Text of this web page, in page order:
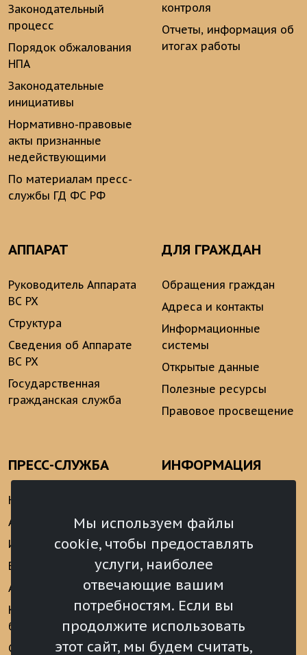
Мы используем файлы
cookie, чтобы предоставлять
услуги, наиболее
отвечающие вашим
потребностям. Если вы
продолжите использовать
этот сайт, мы будем считать,
Законодательный
процесс
Порядок обжалования
НПА
Законодательные
инициативы
Нормативно-правовые
акты признанные
недействующими
По материалам пресс-
службы ГД ФС РФ
контроля
Отчеты, информация об
итогах работы
АППАРАТ
Руководитель Аппарата
ВС РХ
Структура
Сведения об Аппарате
ВС РХ
Государственная
гражданская служба
ДЛЯ ГРАЖДАН
Обращения граждан
Адреса и контакты
Информационные
системы
Открытые данные
Полезные ресурсы
Правовое просвещение
ПРЕСС-СЛУЖБА
Новости
Анонсы
Интервью
Видеоматериалы
Аккредитация
Конкурс «Хрустальный
барс»
Сведения о СМИ
ИНФОРМАЦИЯ
аналитические
материалы
Реализация Послания
Президента РФ
Федеральному
Собранию РФ
Местное
самоуправление